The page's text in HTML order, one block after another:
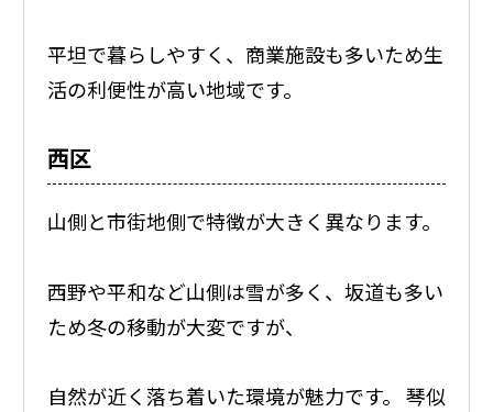
平坦で暮らしやすく、商業施設も多いため生
活の利便性が高い地域です。
西区
山側と市街地側で特徴が大きく異なります。
西野や平和など山側は雪が多く、坂道も多い
ため冬の移動が大変ですが、
自然が近く落ち着いた環境が魅力です。 琴似